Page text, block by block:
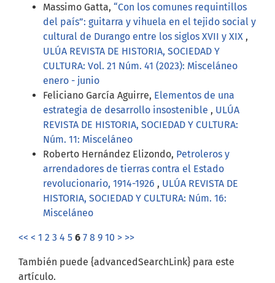
Massimo Gatta, “Con los comunes requintillos
del país”: guitarra y vihuela en el tejido social y
cultural de Durango entre los siglos XVII y XIX ,
ULÚA REVISTA DE HISTORIA, SOCIEDAD Y
CULTURA: Vol. 21 Núm. 41 (2023): Misceláneo
enero - junio
Feliciano García Aguirre, Elementos de una
estrategia de desarrollo insostenible , ULÚA
REVISTA DE HISTORIA, SOCIEDAD Y CULTURA:
Núm. 11: Misceláneo
Roberto Hernández Elizondo, Petroleros y
arrendadores de tierras contra el Estado
revolucionario, 1914-1926 , ULÚA REVISTA DE
HISTORIA, SOCIEDAD Y CULTURA: Núm. 16:
Misceláneo
<< < 1 2 3 4 5 6 7 8 9 10 > >>
También puede {advancedSearchLink} para este
artículo.